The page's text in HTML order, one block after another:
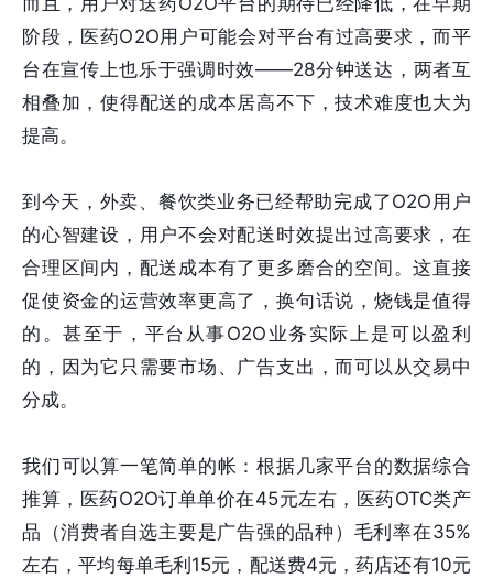
阶段，医药O2O用户可能会对平台有过高要求，而平
台在宣传上也乐于强调时效——28分钟送达，两者互
相叠加，使得配送的成本居高不下，技术难度也大为
提高。
到今天，外卖、餐饮类业务已经帮助完成了O2O用户
的心智建设，用户不会对配送时效提出过高要求，在
合理区间内，配送成本有了更多磨合的空间。这直接
促使资金的运营效率更高了，换句话说，烧钱是值得
的。甚至于，平台从事O2O业务实际上是可以盈利
的，因为它只需要市场、广告支出，而可以从交易中
分成。
我们可以算一笔简单的帐：根据几家平台的数据综合
推算，医药O2O订单单价在45元左右，医药OTC类产
品（消费者自选主要是广告强的品种）毛利率在35%
左右，平均每单毛利15元，配送费4元，药店还有10元